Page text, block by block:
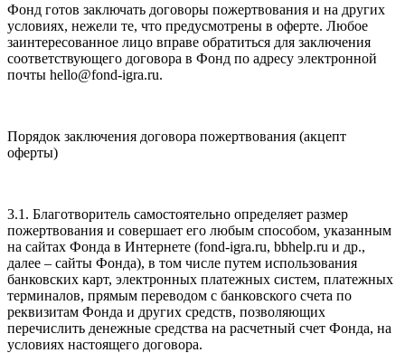
Фонд готов заключать договоры пожертвования и на других
условиях, нежели те, что предусмотрены в оферте. Любое
заинтересованное лицо вправе обратиться для заключения
соответствующего договора в Фонд по адресу электронной
почты hello@fond-igra.ru.
Порядок заключения договора пожертвования (акцепт
оферты)
3.1. Благотворитель самостоятельно определяет размер
пожертвования и совершает его любым способом, указанным
на сайтах Фонда в Интернете (fond-igra.ru, bbhelp.ru и др.,
далее – сайты Фонда), в том числе путем использования
банковских карт, электронных платежных систем, платежных
терминалов, прямым переводом с банковского счета по
реквизитам Фонда и других средств, позволяющих
перечислить денежные средства на расчетный счет Фонда, на
условиях настоящего договора.